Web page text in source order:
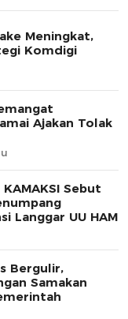
Meningkat,
Komdigi
Ajakan Tolak
Sebut
Langgar UU HAM
Bergulir,
Samakan